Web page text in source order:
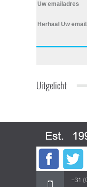
Uw emailadres
Herhaal Uw
Uitgelicht
+31